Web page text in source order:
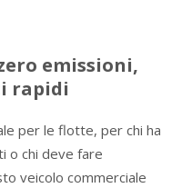
emissioni,
rapidi
per le flotte, per chi ha
o chi deve fare
veicolo commerciale